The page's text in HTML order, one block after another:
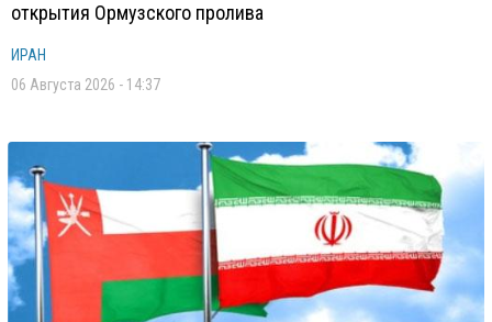
открытия Ормузского пролива
ИРАН
06 Августа 2026 - 14:37